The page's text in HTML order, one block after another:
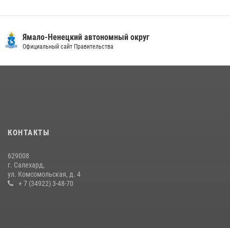
«Каникулы с Росгвардией» продолжаются на Ямале
14 июля 2026, 06:53
Ямало-Ненецкий автономный округ
Официальный сайт Правительства
КОНТАКТЫ
629008
г. Салехард,
ул. Комсомольская, д. 4
+ 7 (34922) 3-48-70